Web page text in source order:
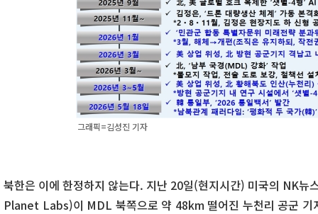
그래픽=김성진 기자
북한은 이에 한정하지 않는다. 지난 20일(현지시간) 미국의 NK뉴
Planet Labs)이 MDL 북쪽으로 약 48km 떨어진 누천리 공군 기